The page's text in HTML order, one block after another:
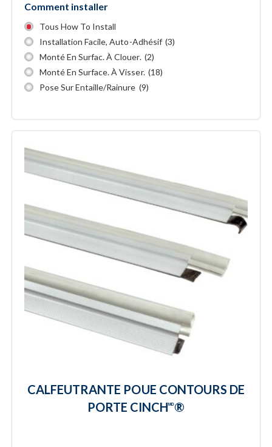
Comment installer
Tous How To Install
Installation Facile, Auto-Adhésif (3)
Monté En Surfac. À Clouer. (2)
Monté En Surface. À Visser. (18)
Pose Sur Entaille/rainure (9)
CALFEUTRANTE POUE CONTOURS DE
PORTE CINCHᴹᴰ®